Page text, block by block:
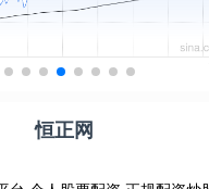
恒正网